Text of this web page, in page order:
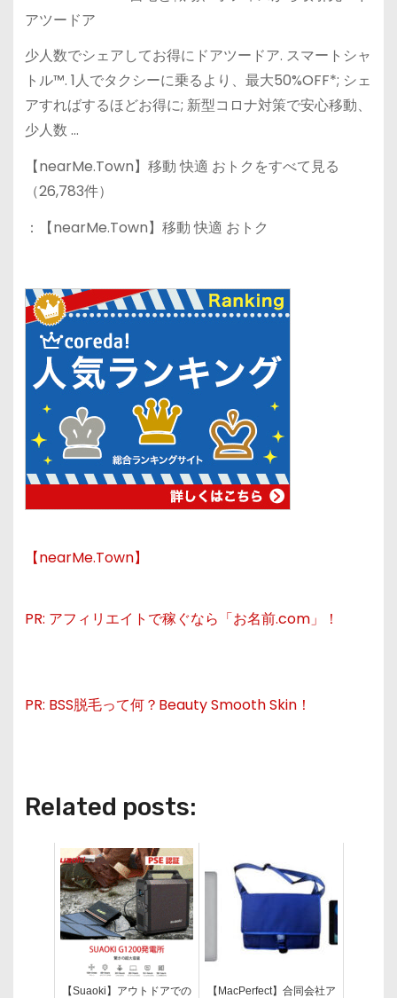
アツードア
少人数でシェアしてお得にドアツードア. スマートシャ
トル™. 1人でタクシーに乗るより、最大50%OFF*; シェ
アすればするほどお得に; 新型コロナ対策で安心移動、
少人数 …
【nearMe.Town】移動 快適 おトクをすべて見る
（26,783件）
：【nearMe.Town】移動 快適 おトク
【nearMe.Town】
PR: アフィリエイトで稼ぐなら「お名前.com」！
PR: BSS脱毛って何？Beauty Smooth Skin！
Related posts:
【Suaoki】アウトドアでの
【MacPerfect】合同会社ア